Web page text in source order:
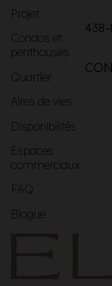
Projet
Condos et
penthouses
Quartier
Aires de vies
Disponibilités
Espaces
commerciaux
FAQ
Blogue
438-